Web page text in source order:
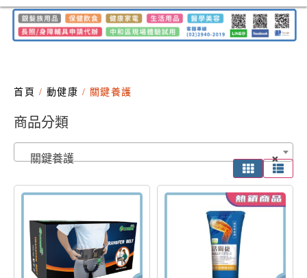
首頁 / 動健康 / 關鍵養護
商品分類
×
關鍵養護